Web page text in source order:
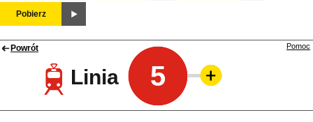
Pobierz
Powrót
Linia 5
Pomoc